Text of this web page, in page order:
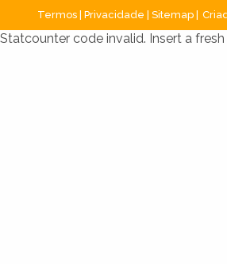
Termos Privacidade Sitemap
Statcounter code invalid. Insert a fresh